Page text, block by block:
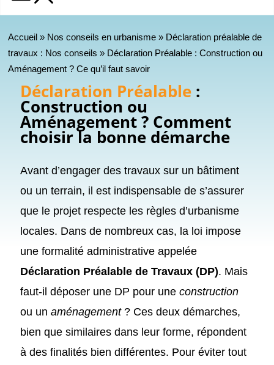
Accueil » Nos conseils en urbanisme » Déclaration préalable de
travaux : Nos conseils » Déclaration Préalable : Construction ou
Aménagement ? Ce qu’il faut savoir
Déclaration Préalable :
Construction ou
Aménagement ? Comment
choisir la bonne démarche
Avant d’engager des travaux sur un bâtiment
ou un terrain, il est indispensable de s’assurer
que le projet respecte les règles d’urbanisme
locales. Dans de nombreux cas, la loi impose
une formalité administrative appelée
Déclaration Préalable de Travaux (DP). Mais
faut-il déposer une DP pour uneconstruction
ou unaménagement? Ces deux démarches,
bien que similaires dans leur forme, répondent
à des finalités bien différentes. Pour éviter tout